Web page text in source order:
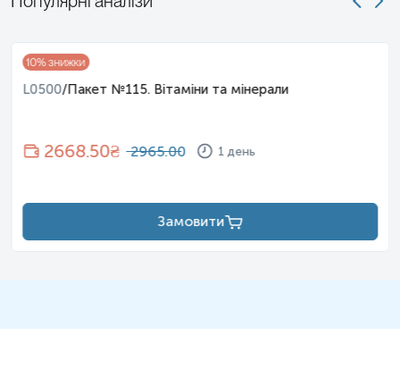
10% знижки
L0500/Пакет №115. Вітаміни та мінерали
2668.50₴ 2965.00 1 день
Замовити